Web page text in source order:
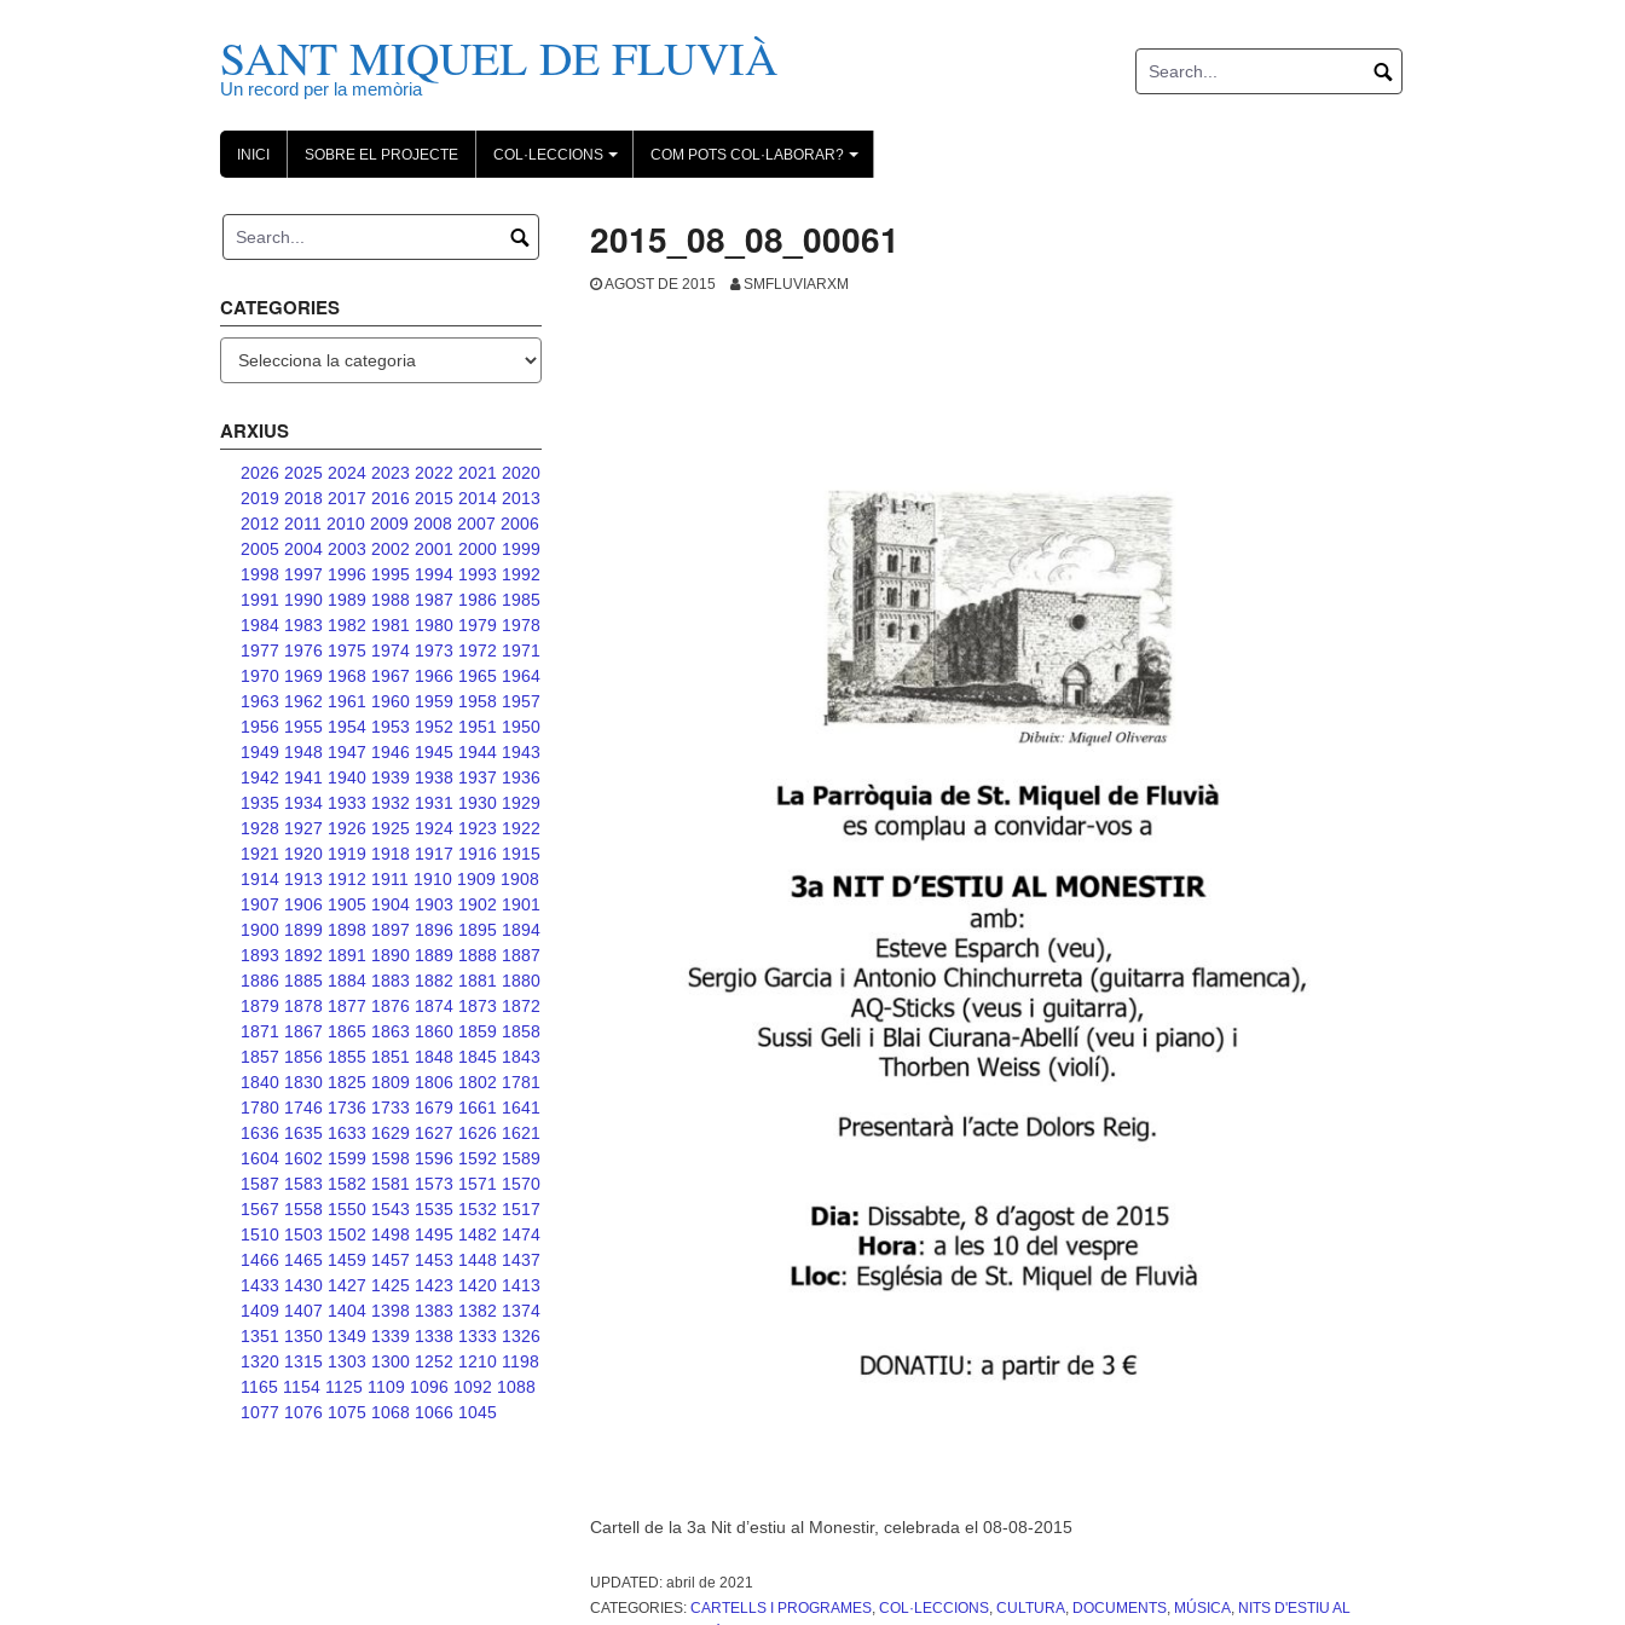
SANT MIQUEL DE FLUVIÀ
Un record per la memòria
INICI SOBRE EL PROJECTE
+
COL·LECCIONS
+
COM POTS COL·LABORAR?
2015_08_08_00061
AGOST DE 2015 SMFLUVIARXM
Cartell de la 3a Nit d’estiu al Monestir, celebrada el 08-08-2015
UPDATED: abril de 2021
CATEGORIES: CARTELLS I PROGRAMES COL·LECCIONS CULTURA DOCUMENTS MÚSICA NITS D'ESTIU AL
CATEGORIES
ARXIUS
2026 2025 2024 2023 2022 2021 2020
2019 2018 2017 2016 2015 2014 2013
2012 2011 2010 2009 2008 2007 2006
2005 2004 2003 2002 2001 2000 1999
1998 1997 1996 1995 1994 1993 1992
1991 1990 1989 1988 1987 1986 1985
1984 1983 1982 1981 1980 1979 1978
1977 1976 1975 1974 1973 1972 1971
1970 1969 1968 1967 1966 1965 1964
1963 1962 1961 1960 1959 1958 1957
1956 1955 1954 1953 1952 1951 1950
1949 1948 1947 1946 1945 1944 1943
1942 1941 1940 1939 1938 1937 1936
1935 1934 1933 1932 1931 1930 1929
1928 1927 1926 1925 1924 1923 1922
1921 1920 1919 1918 1917 1916 1915
1914 1913 1912 1911 1910 1909 1908
1907 1906 1905 1904 1903 1902 1901
1900 1899 1898 1897 1896 1895 1894
1893 1892 1891 1890 1889 1888 1887
1886 1885 1884 1883 1882 1881 1880
1879 1878 1877 1876 1874 1873 1872
1871 1867 1865 1863 1860 1859 1858
1857 1856 1855 1851 1848 1845 1843
1840 1830 1825 1809 1806 1802 1781
1780 1746 1736 1733 1679 1661 1641
1636 1635 1633 1629 1627 1626 1621
1604 1602 1599 1598 1596 1592 1589
1587 1583 1582 1581 1573 1571 1570
1567 1558 1550 1543 1535 1532 1517
1510 1503 1502 1498 1495 1482 1474
1466 1465 1459 1457 1453 1448 1437
1433 1430 1427 1425 1423 1420 1413
1409 1407 1404 1398 1383 1382 1374
1351 1350 1349 1339 1338 1333 1326
1320 1315 1303 1300 1252 1210 1198
1165 1154 1125 1109 1096 1092 1088
1077 1076 1075 1068 1066 1045